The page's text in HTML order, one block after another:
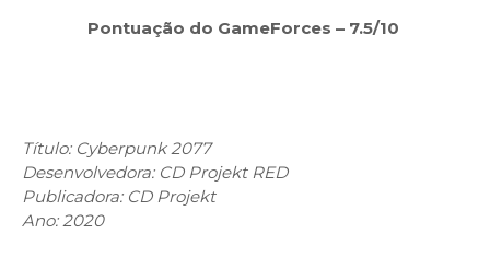
Pontuação do GameForces – 7.5/10
Título: Cyberpunk 2077
Desenvolvedora: CD Projekt RED
Publicadora: CD Projekt
Ano: 2020